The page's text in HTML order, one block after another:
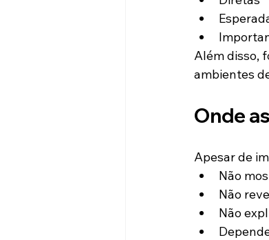
Além disso,
ambientes
Onde
Apesar de
Não
Não
Não